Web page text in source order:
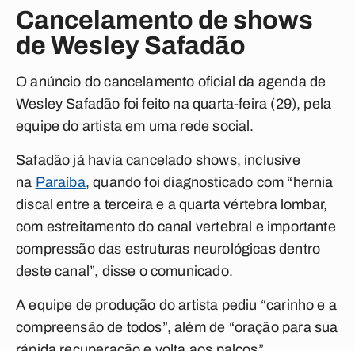
Cancelamento de shows
de Wesley Safadão
O anúncio do cancelamento oficial da agenda de
Wesley Safadão foi feito na quarta-feira (29), pela
equipe do artista em uma rede social.
Safadão já havia cancelado shows, inclusive
na Paraíba, quando foi diagnosticado com “hernia
discal entre a terceira e a quarta vértebra lombar,
com estreitamento do canal vertebral e importante
compressão das estruturas neurológicas dentro
deste canal”, disse o comunicado.
A equipe de produção do artista pediu “carinho e a
compreensão de todos”, além de “oração para sua